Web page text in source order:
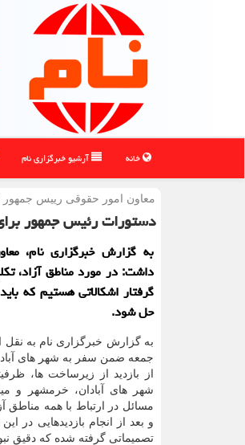
خانه آرشیو خبرگزاری نام
معاون امور حقوقی رییس جمهور
دستورات رئیس جمهور
به گزارش خبرگزاری نام،
داشت: در مورد مناطق آزاد،
گرفتار اشکالاتی هستیم که
حل شود.
به گزارش خبرگزاری نام به نقل
جمعه ضمن سفر به شهر های
از بازدید از زیرساخت ها،
شهر های آبادان، خرمشهر و
مسائل در ارتباط با همه مناطق
و بعد از انجام بازدیدهایی
تصمیماتی گرفته شده که دقیق